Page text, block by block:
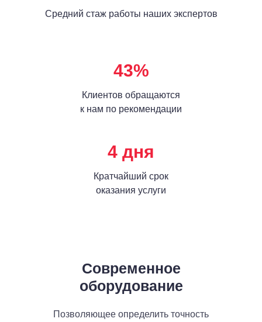
Средний стаж работы наших экспертов
43%
Клиентов обращаются
к нам по рекомендации
4 дня
Кратчайший срок
оказания услуги
Современное
оборудование
Позволяющее определить точность
ЦЭПУ
Оставить отзыв